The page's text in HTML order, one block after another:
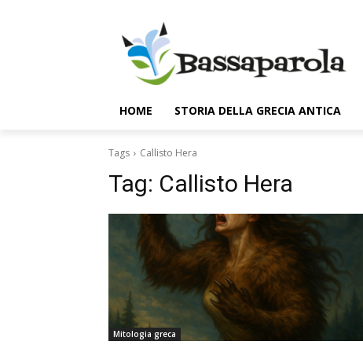
HOME STORIA DELLA GRECIA ANTICA
Tags Callisto Hera
Tag: Callisto Hera
Mitologia greca